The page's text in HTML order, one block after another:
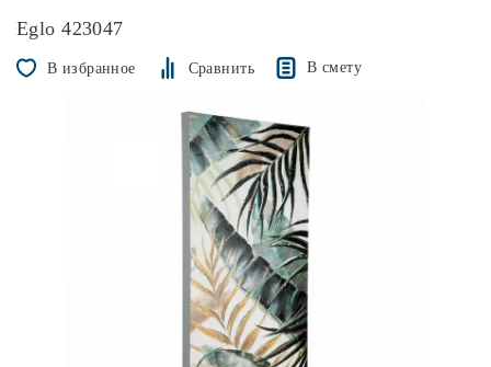
Светильники
Настольные лампы
Трековые системы
Eglo 423047
В избранное Сравнить В смету